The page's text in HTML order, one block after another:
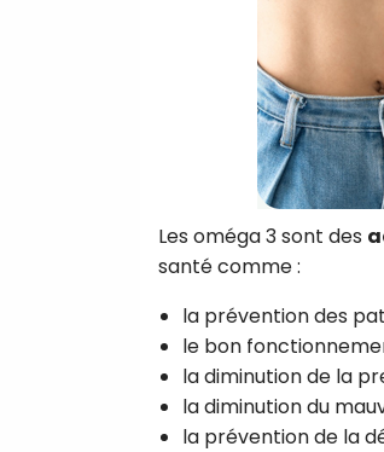
Les oméga 3 sont des
santé comme :
la prévention des
le bon
la diminution de la
la diminution du
la prévention de la